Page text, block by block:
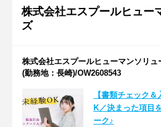
株式会社エスプールヒュー
ズ
株式会社エスプールヒューマンソリ
(勤務地：長崎)/OW2608543
【書類チェック
K／決まった項目
ーク♪